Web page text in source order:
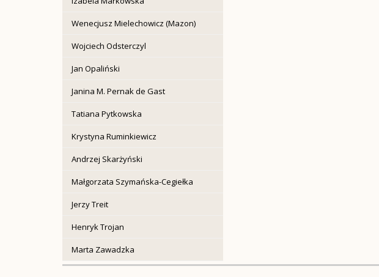
Wenecjusz Mielechowicz (Mazon)
Wojciech Odsterczyl
Jan Opaliński
Janina M. Pernak de Gast
Tatiana Pytkowska
Krystyna Ruminkiewicz
Andrzej Skarżyński
Małgorzata Szymańska-Cegiełka
Jerzy Treit
Henryk Trojan
Marta Zawadzka